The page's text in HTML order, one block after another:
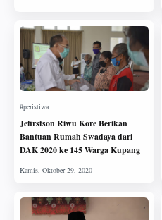
Jefirstson Riwu Kore Berikan
Bantuan Rumah Swadaya dari
DAK 2020 ke 145 Warga Kupang